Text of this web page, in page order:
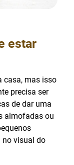
estar
casa, mas isso
precisa ser
de dar uma
almofadas ou
no visual do